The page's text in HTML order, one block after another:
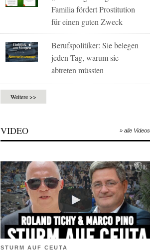
Familia fördert Prostitution
für einen guten Zweck
Berufspolitiker: Sie belegen
jeden Tag, warum sie
abtreten müssten
Weitere >>
VIDEO » alle Videos
STURM AUF CEUTA